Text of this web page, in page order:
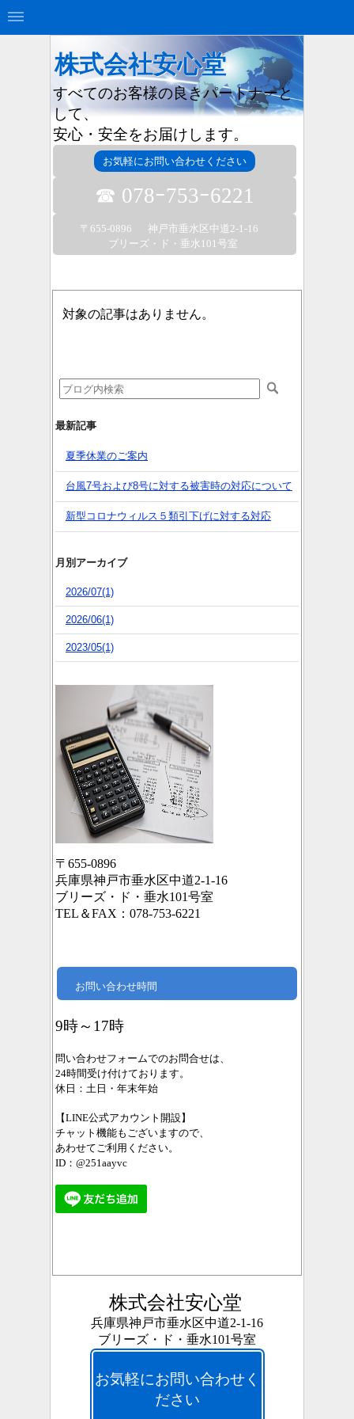
株式会社安心堂
すべてのお客様の良きパートナーと
して、
安心・安全をお届けします。
お気軽にお問い合わせください
☎ 078ｰ753ｰ6221
〒655-0896
神戸市垂水区中道2-1-16
ブリーズ・ド・垂水101号室
対象の記事はありません。
最新記事
夏季休業のご案内
台風7号および8号に対する被害時の対応について
新型コロナウィルス５類引下げに対する対応
月別アーカイブ
2026/07(1)
2026/06(1)
2023/05(1)
〒655-0896
兵庫県神戸市垂水区中道2-1-16
ブリーズ・ド・垂水101号室
TEL＆FAX：078-753-6221
お問い合わせ時間
9時～17時
問い合わせフォームでのお問合せは、
24時間受け付けております。
休日：土日・年末年始
【LINE公式アカウント開設】
チャット機能もございますので、
あわせてご利用ください。
ID：@251aayvc
株式会社安心堂
兵庫県神戸市垂水区中道2-1-16
ブリーズ・ド・垂水101号室
お気軽にお問い合わせく
ださい